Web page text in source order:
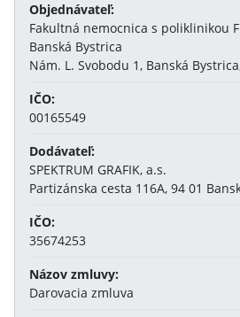
Objednávateľ:
Fakultná nemocnica s poliklinikou
Banská Bystrica
Nám. L. Svobodu 1, Banská
IČO:
00165549
Dodávateľ:
SPEKTRUM GRAFIK, a.s.
Partizánska cesta 116A, 94 01
IČO:
35674253
Názov zmluvy:
Darovacia zmluva